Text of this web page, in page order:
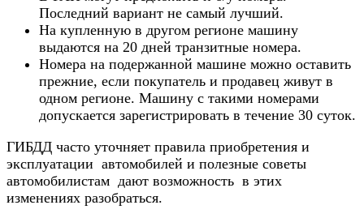
Последний вариант не самый лучший.
На купленную в другом регионе машину
выдаются на 20 дней транзитные номера.
Номера на подержанной машине можно оставить
прежние, если покупатель и продавец живут в
одном регионе. Машину с такими номерами
допускается зарегистрировать в течение 30 суток.
ГИБДД часто уточняет правила приобретения и
эксплуатации автомобилей и полезные советы
автомобилистам дают возможность в этих
изменениях разобраться.